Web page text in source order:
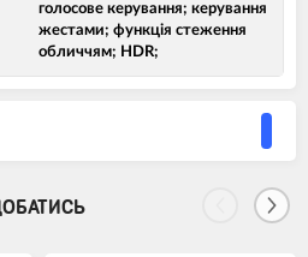
голосове керування; керування
жестами; функція стеження
обличчям; HDR;